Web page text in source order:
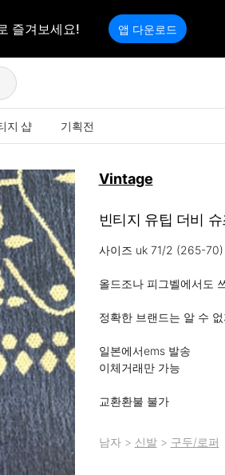
즐겨보세요! 앱 다운로드
지 샵 기획전
Vintage
빈티지 유팁 더비 슈
사이즈 uk 71/2 (265-70)
올드조나 피그벨에서도
정확한 브랜드는 알 수
일본에서ems 발송
이체거래만 가능
교환환불 불가
남자> 신발> 구두/로퍼